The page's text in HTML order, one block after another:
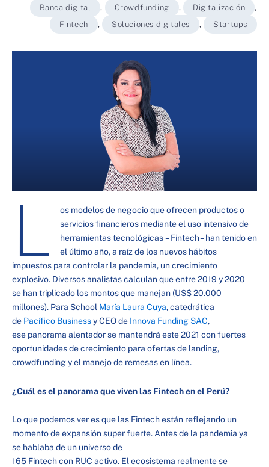
Banca digital , Crowdfunding , Digitalización
,
Fintech
, Soluciones digitales , Startups
L
os modelos de negocio que ofrecen productos o
servicios financieros mediante el uso intensivo de
herramientas tecnológicas – Fintech – han tenido en
el último año, a raíz de los nuevos hábitos
impuestos para controlar la pandemia, un crecimiento
explosivo. Diversos analistas calculan que entre 2019 y 2020
se han triplicado los montos que manejan (US$ 20.000
millones). Para School María Laura Cuya, catedrática
de Pacífico Businessy CEO de Innova Funding SAC,
ese panorama alentador se mantendrá este 2021 con fuertes
oportunidades de crecimiento para ofertas de landing,
crowdfunding y el manejo de remesas en línea.
¿Cuál es el panorama que viven las Fintech en el Perú?
Lo que podemos ver es que las Fintech están reflejando un
momento de expansión super fuerte. Antes de la pandemia ya
se hablaba de un universo de
165 Fintech con RUC activo. El ecosistema realmente se